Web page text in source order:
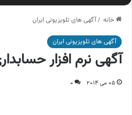
خانه /آگهی های تلویزیونی ایران
آگهی های تلویزیونی ایران
آگهی نرم افزار
۰۵ می ۲۰۱۴ ۰